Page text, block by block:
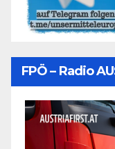
FPÖ – Radio